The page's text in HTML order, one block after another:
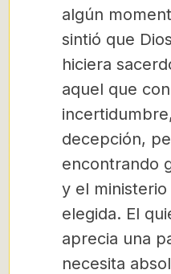
algún
sintió que
hiciera
aquel que
decepción,
encontrando
y el
elegida. El
aprecia una
necesita